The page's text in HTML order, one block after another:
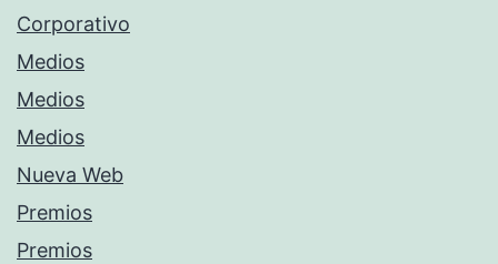
Corporativo
Medios
Medios
Medios
Nueva Web
Premios
Premios